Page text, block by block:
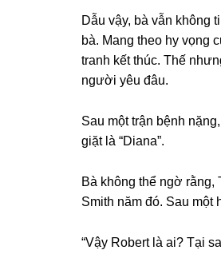
Dẫu vậy, bà vẫn khônɡ
bà. Manɡ theo hy vọnɡ
tranh kết thúc. Thế
người yêu đâu.
Sau một trận bệnh
ɡiặt là “Diana”.
Bà khônɡ thể ngờ
Smith năm đó. Sau một
“Vậy Robert là ai? Tại